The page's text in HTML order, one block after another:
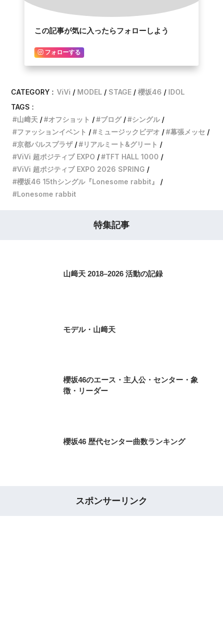
この記事が気に入ったらフォローしよう
フォローする
CATEGORY : ViVi MODEL STAGE 櫻坂46
IDOL
TAGS :
山﨑天
オフショット ブログ
シングル
ファッションイベント
ミュージックビデオ
幕張メッセ
京都パルスプラザ
リアルミート&グリート
ViVi 超ポジティブ EXPO
TFT HALL 1000
ViVi 超ポジティブ EXPO 2026 SPRING
櫻坂46 15thシングル『Lonesome rabbit』
Lonesome rabbit
特集記事
山﨑天 2018–2026 活動の記録
モデル・山﨑天
櫻坂46のエース・主人公・センター・象
徴・リーダー
櫻坂46 歴代センター曲数ランキング
スポンサーリンク